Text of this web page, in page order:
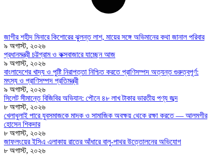
জাগীর শহীদ মিনারে কিশোরের ঝুলন্ত লাশ, মায়ের সঙ্গে অভিমানের কথা জানাল পরিবার
৯ অগাস্ট, ২০২৬
প্রধানমন্ত্রী চট্টগ্রাম ও কক্সবাজারে যাচ্ছেন আজ
৯ অগাস্ট, ২০২৬
বাংলাদেশের খাদ্য ও পুষ্টি নিরাপত্তা নিশ্চিত করতে প্রাণিসম্পদ অত্যন্ত গুরুত্বপূর্ণ:
মৎস্য ও প্রাণিসম্পদ প্রতিমন্ত্রী
৯ অগাস্ট, ২০২৬
সিলেট সীমান্তে বিজিবির অভিযান: পৌনে ৪৮ লাখ টাকার ভারতীয় পণ্য জব্দ
৮ অগাস্ট, ২০২৬
খেলাধুলাই পারে যুবসমাজকে মাদক ও সামাজিক অবক্ষয় থেকে রক্ষা করতে — আলমগীর
হোসেন শিকদার
৮ অগাস্ট, ২০২৬
জাফলংয়ের ইসিএ এলাকায় রাতের আঁধারে বালু-পাথর উত্তোলনের অভিযোগ
৮ অগাস্ট, ২০২৬